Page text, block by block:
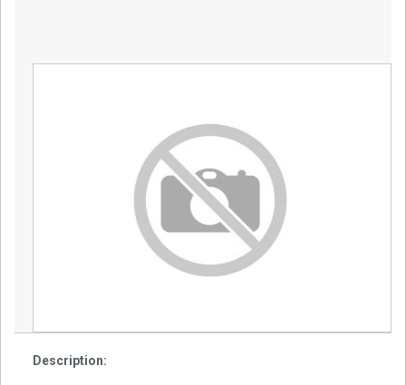
Description: